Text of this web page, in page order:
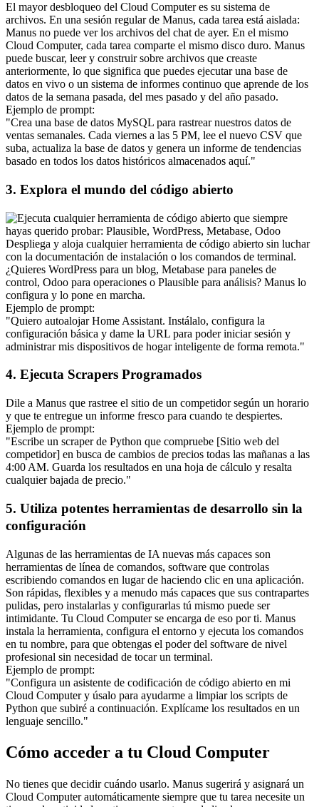
El mayor desbloqueo del Cloud Computer es su sistema de
archivos. En una sesión regular de Manus, cada tarea está aislada:
Manus no puede ver los archivos del chat de ayer. En el mismo
Cloud Computer, cada tarea comparte el mismo disco duro. Manus
puede buscar, leer y construir sobre archivos que creaste
anteriormente, lo que significa que puedes ejecutar una base de
datos en vivo o un sistema de informes continuo que aprende de los
datos de la semana pasada, del mes pasado y del año pasado.
Ejemplo de prompt:
"Crea una base de datos MySQL para rastrear nuestros datos de
ventas semanales. Cada viernes a las 5 PM, lee el nuevo CSV que
suba, actualiza la base de datos y genera un informe de tendencias
basado en todos los datos históricos almacenados aquí."
3. Explora el mundo del código abierto
Despliega y aloja cualquier herramienta de código abierto sin luchar
con la documentación de instalación o los comandos de terminal.
¿Quieres WordPress para un blog, Metabase para paneles de
control, Odoo para operaciones o Plausible para análisis? Manus lo
configura y lo pone en marcha.
Ejemplo de prompt:
"Quiero autoalojar Home Assistant. Instálalo, configura la
configuración básica y dame la URL para poder iniciar sesión y
administrar mis dispositivos de hogar inteligente de forma remota."
4. Ejecuta Scrapers Programados
Dile a Manus que rastree el sitio de un competidor según un horario
y que te entregue un informe fresco para cuando te despiertes.
Ejemplo de prompt:
"Escribe un scraper de Python que compruebe [Sitio web del
competidor] en busca de cambios de precios todas las mañanas a las
4:00 AM. Guarda los resultados en una hoja de cálculo y resalta
cualquier bajada de precio."
5. Utiliza potentes herramientas de desarrollo sin la
configuración
Algunas de las herramientas de IA nuevas más capaces son
herramientas de línea de comandos, software que controlas
escribiendo comandos en lugar de haciendo clic en una aplicación.
Son rápidas, flexibles y a menudo más capaces que sus contrapartes
pulidas, pero instalarlas y configurarlas tú mismo puede ser
intimidante. Tu Cloud Computer se encarga de eso por ti. Manus
instala la herramienta, configura el entorno y ejecuta los comandos
en tu nombre, para que obtengas el poder del software de nivel
profesional sin necesidad de tocar un terminal.
Ejemplo de prompt:
"Configura un asistente de codificación de código abierto en mi
Cloud Computer y úsalo para ayudarme a limpiar los scripts de
Python que subiré a continuación. Explícame los resultados en un
lenguaje sencillo."
Cómo acceder a tu Cloud Computer
No tienes que decidir cuándo usarlo. Manus sugerirá y asignará un
Cloud Computer automáticamente siempre que tu tarea necesite un